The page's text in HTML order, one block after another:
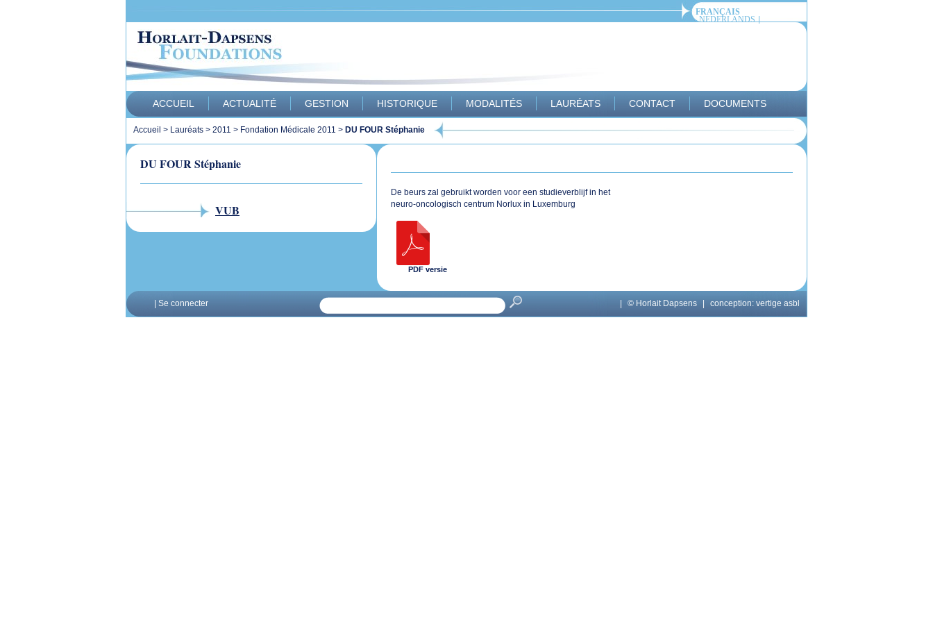
FRANÇAIS
NEDERLANDS
ACCUEIL ACTUALITÉ GESTION HISTORIQUE MODALITÉS LAURÉATS CONTACT DOCUMENTS
Accueil > Lauréats > 2011 > Fondation Médicale 2011 > DU FOUR Stéphanie
DU FOUR Stéphanie
VUB
De beurs zal gebruikt worden voor een studieverblijf in het
neuro-oncologisch centrum Norlux in Luxemburg
PDF versie
Se connecter © Horlait Dapsens conception: vertige asbl